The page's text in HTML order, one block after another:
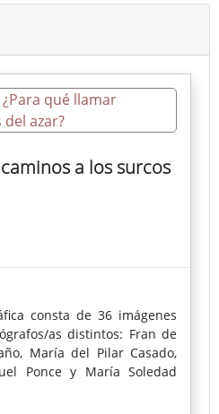
a los surcos
consta de 36 imágenes
as distintos: Fran de
María del Pilar Casado,
Ponce y María Soledad